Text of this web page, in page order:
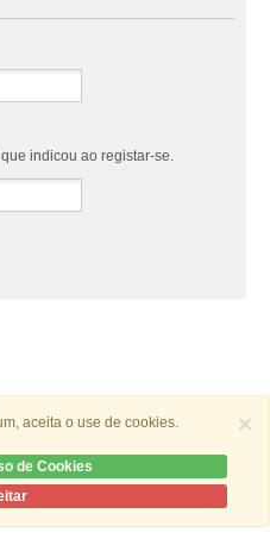
×
aceita o use de cookies.
de Cookies
indicou ao registar-se.